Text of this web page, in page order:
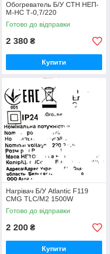
Обогреватель Б/У СТН НЕП-
М-НС Т-0,7/220
Готово до відправки
2 380 ₴
Купити
Нагрівач Б/У Atlantic F119
CMG TLC/M2 1500W
Готово до відправки
2 200 ₴
Купити